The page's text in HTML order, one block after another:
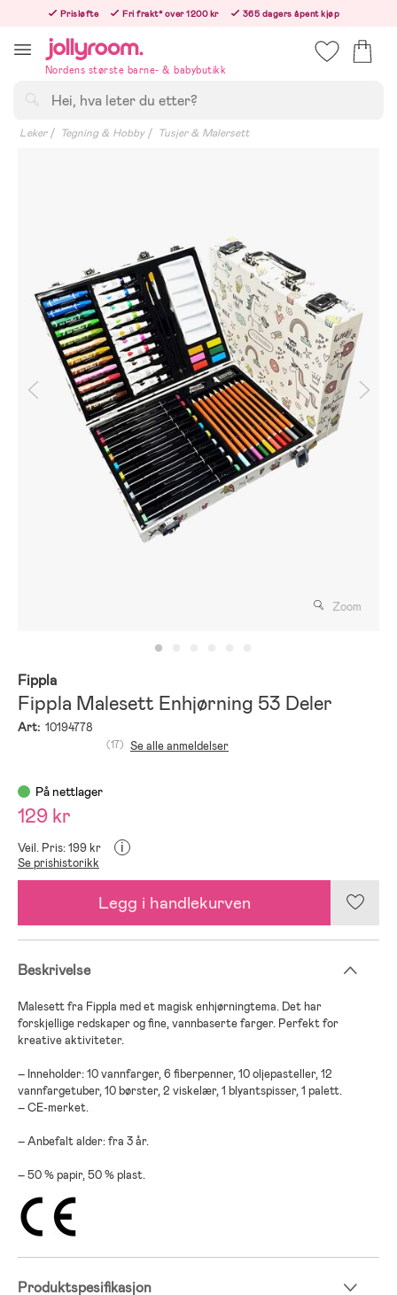
innehållet
Prisløfte Fri frakt* over 1200 kr
365 dagers åpent kjøp
Nordens største barne- & babybutikk
Leker Tegning & Hobby Tusjer & Malersett
Zoom
Fippla
Fippla Malesett Enhjørning 53 Deler
Art: 10194778
(17) Se alle anmeldelser
På nettlager
129 kr
Veil. Pris: 199 kr i
Se prishistorikk
Legg i handlekurven
Beskrivelse
Malesett fra Fippla med et magisk enhjørningtema. Det har
forskjellige redskaper og fine, vannbaserte farger. Perfekt for
kreative aktiviteter.
– Inneholder: 10 vannfarger, 6 fiberpenner, 10 oljepasteller, 12
vannfargetuber, 10 børster, 2 viskelær, 1 blyantspisser, 1 palett.
– CE-merket.
– Anbefalt alder: fra 3 år.
– 50 % papir, 50 % plast.
Produktspesifikasjon